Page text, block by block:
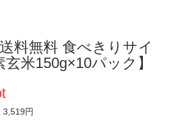
料無料 食べきりサイ
米150g×10パック】
3,519円